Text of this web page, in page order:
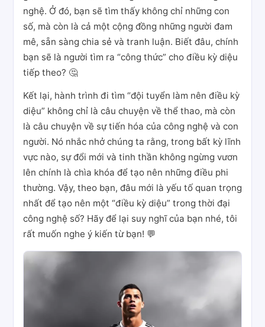
nghệ. Ở đó, bạn sẽ tìm thấy không chỉ những con
số, mà còn là cả một cộng đồng những người đam
mê, sẵn sàng chia sẻ và tranh luận. Biết đâu, chính
bạn sẽ là người tìm ra “công thức” cho điều kỳ diệu
tiếp theo? 🤔
Kết lại, hành trình đi tìm “đội tuyển làm nên điều kỳ
diệu” không chỉ là câu chuyện về thể thao, mà còn
là câu chuyện về sự tiến hóa của công nghệ và con
người. Nó nhắc nhở chúng ta rằng, trong bất kỳ lĩnh
vực nào, sự đổi mới và tinh thần không ngừng vươn
lên chính là chìa khóa để tạo nên những điều phi
thường. Vậy, theo bạn, đâu mới là yếu tố quan trọng
nhất để tạo nên một “điều kỳ diệu” trong thời đại
công nghệ số? Hãy để lại suy nghĩ của bạn nhé, tôi
rất muốn nghe ý kiến từ bạn! 💬